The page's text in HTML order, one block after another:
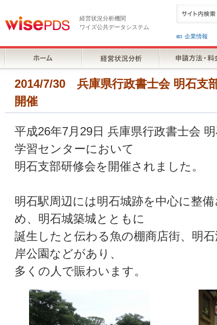
経営状況分析機関
ワイズ公共データシステム
企業情報
2014/7/30 兵庫県行政書士会 明石支
開催
平成26年7月29日 兵庫県行政書士会
学習センターにおいて
明石支部研修会を開催されました。
明石駅周辺には明石城跡を中心に整
め、明石城築城とともに
誕生したと伝わる魚の棚商店街、明
岸公園などがあり、
多くの人で賑わいます。